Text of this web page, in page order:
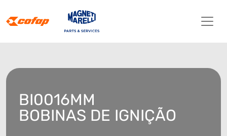
BI0016MM
BOBINAS DE IGNIÇÃO